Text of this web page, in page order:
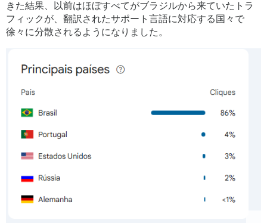
きた結果、以前はほぼすべてがブラジルから来ていたトラ
フィックが、翻訳されたサポート言語に対応する国々で
徐々に分散されるようになりました。